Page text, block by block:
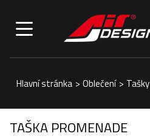
Hlavní stránka > Oblečení > Tašky
TAŠKA PROMENADE